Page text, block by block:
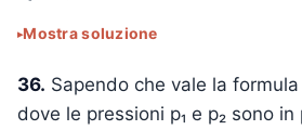
Mostra soluzione
36. Sapendo che vale la formula
dove le pressioni p₁ e p₂ sono